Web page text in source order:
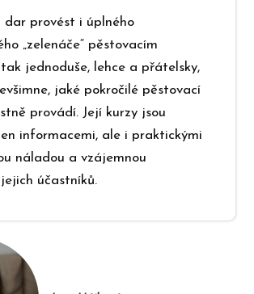
dar provést i úplného
„zelenáče“ pěstovacím
jednoduše, lehce a přátelsky,
jaké pokročilé pěstovací
provádí. Její kurzy jsou
informacemi, ale i praktickými
náladou a vzájemnou
účastníků.